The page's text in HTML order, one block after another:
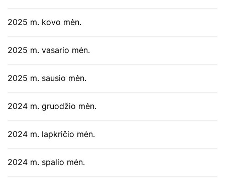
2025 m. kovo mėn.
2025 m. vasario mėn.
2025 m. sausio mėn.
2024 m. gruodžio mėn.
2024 m. lapkričio mėn.
2024 m. spalio mėn.